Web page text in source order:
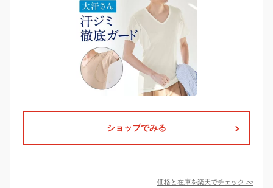
ショップでみる
価格と在庫を楽天でチェック >>